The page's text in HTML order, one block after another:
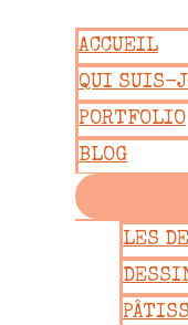
contenu
ACCUEIL
QUI SUIS-
PORTFOLIO
BLOG
LES